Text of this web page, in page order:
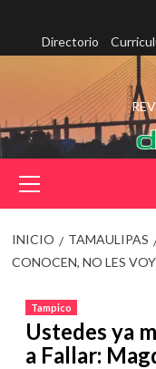
contenido
Directorio
principal
INICIO TAMAULIPAS
CONOCEN, NO LES
Tampico
Ustedes ya
a Fallar: